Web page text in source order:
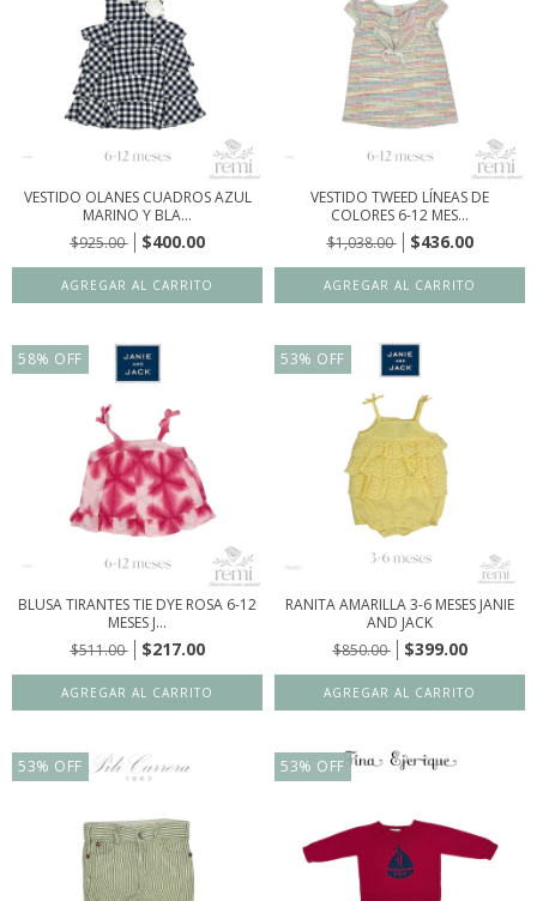
VESTIDO OLANES CUADROS AZUL
MARINO Y BLA...
$925.00
$400.00
VESTIDO TWEED LÍNEAS DE
COLORES 6-12 MES...
$1,038.00
$436.00
58% OFF
BLUSA TIRANTES TIE DYE ROSA 6-12
MESES J...
$511.00
$217.00
53% OFF
RANITA AMARILLA 3-6 MESES JANIE
AND JACK
$850.00
$399.00
53% OFF 53% OFF